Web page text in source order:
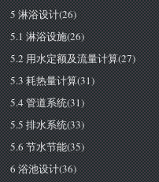
5 淋浴设计(26)
5.1 淋浴设施(26)
5.2 用水定额及流量计算(27)
5.3 耗热量计算(31)
5.4 管道系统(31)
5.5 排水系统(33)
5.6 节水节能(35)
6 浴池设计(36)